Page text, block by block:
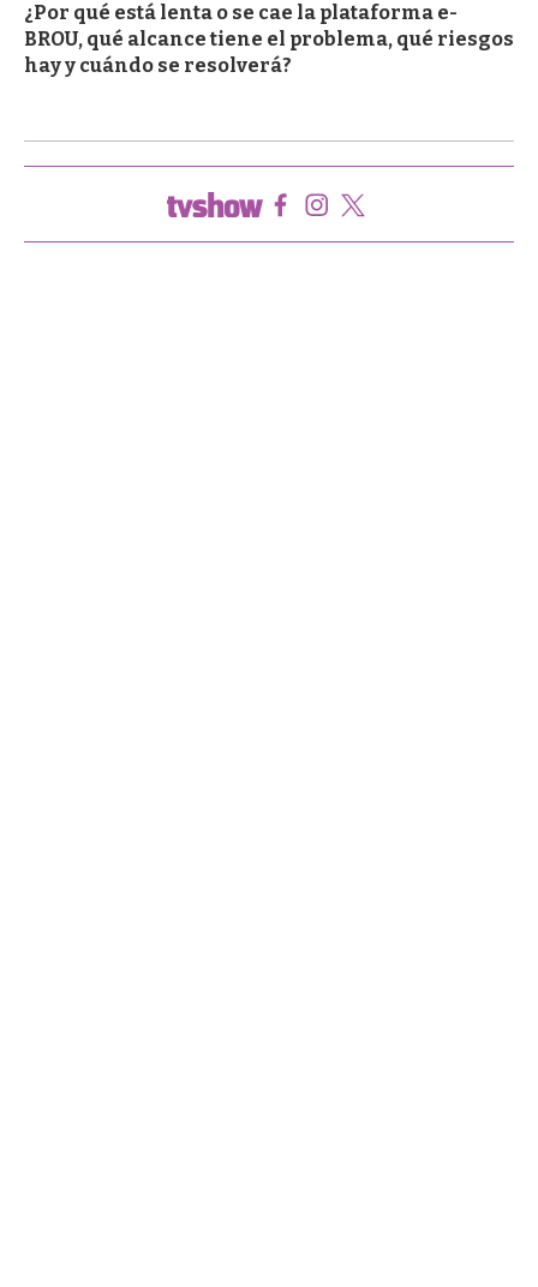
¿Por qué está lenta o se cae la plataforma e-
BROU, qué alcance tiene el problema, qué riesgos
hay y cuándo se resolverá?